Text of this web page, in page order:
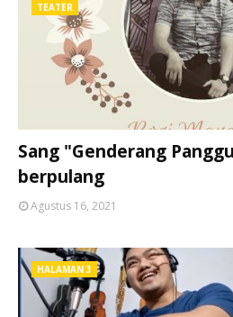
TEATER
Sang "Genderang
berpulang
Agustus 16, 2021
HALAMAN 3